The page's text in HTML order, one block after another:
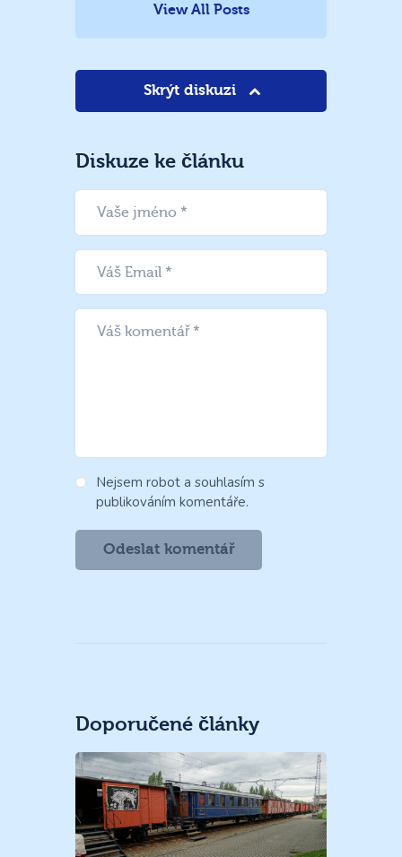
View All Posts
Skrýt diskuzi
Diskuze ke článku
Nejsem robot a souhlasím s
publikováním komentáře.
Doporučené články